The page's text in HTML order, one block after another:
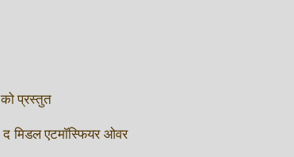
को प्रस्तुत
मिडल एटमॉस्फियर ओवर